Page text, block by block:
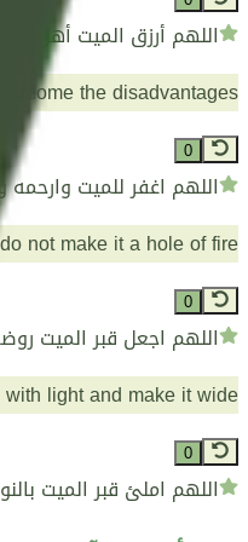
اللهم أرزق الميت أهل خير
the disadvantages
0
اللهم اغفر للميت وارحمه
not make it a hole of fire
0
اللهم اجعل قبر الميت
with light and make it wide
0
اللهم املئ قبر الميت